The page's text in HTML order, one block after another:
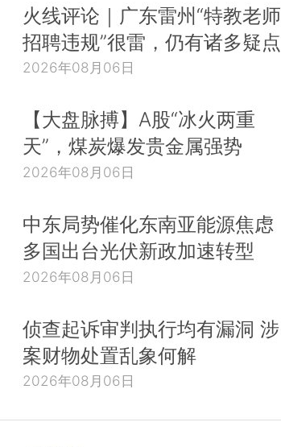
火线评论｜广东雷州“特教老师
招聘违规”很雷，仍有诸多疑点
2026年08月06日
【大盘脉搏】A股“冰火两重
天”，煤炭爆发贵金属强势
2026年08月06日
中东局势催化东南亚能源焦虑
多国出台光伏新政加速转型
2026年08月06日
侦查起诉审判执行均有漏洞 涉
案财物处置乱象何解
2026年08月06日